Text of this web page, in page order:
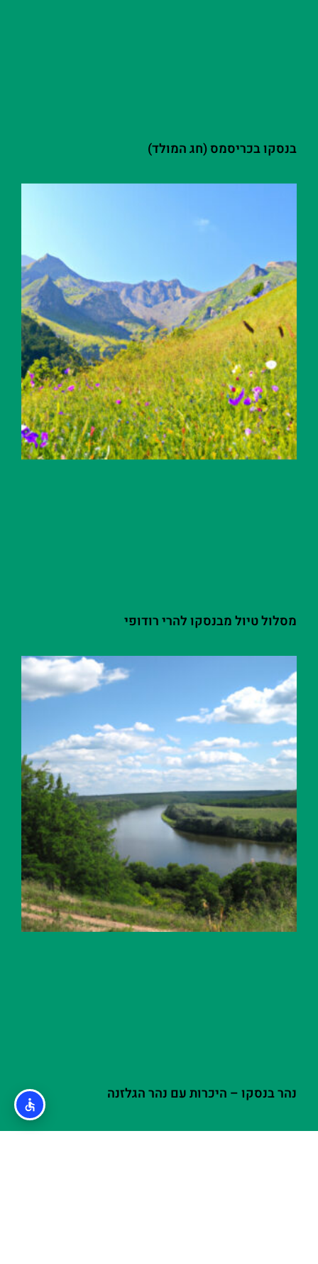
בנסקו בכריסמס (חג המולד)
מסלול טיול מבנסקו להרי רודופי
נהר בנסקו – היכרות עם נהר הגלזנה